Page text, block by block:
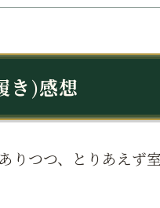
き)感想
つつ、とりあえず